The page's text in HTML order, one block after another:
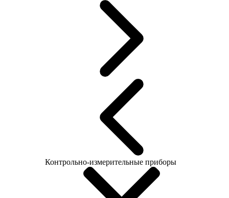
Контрольно-измерительные приборы